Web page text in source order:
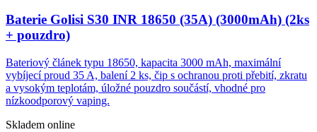
Baterie Golisi S30 INR 18650 (35A) (3000mAh) (2ks
+ pouzdro)
Bateriový článek typu 18650, kapacita 3000 mAh, maximální
vybíjecí proud 35 A, balení 2 ks, čip s ochranou proti přebití, zkratu
a vysokým teplotám, úložné pouzdro součástí, vhodné pro
nízkoodporový vaping.
Skladem online